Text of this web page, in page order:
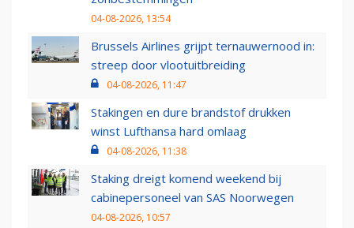
04-08-2026, 13:54
Brussels Airlines grijpt ternauwernood in:
streep door vlootuitbreiding
04-08-2026, 11:47
Stakingen en dure brandstof drukken
winst Lufthansa hard omlaag
04-08-2026, 11:38
Staking dreigt komend weekend bij
cabinepersoneel van SAS Noorwegen
04-08-2026, 10:57